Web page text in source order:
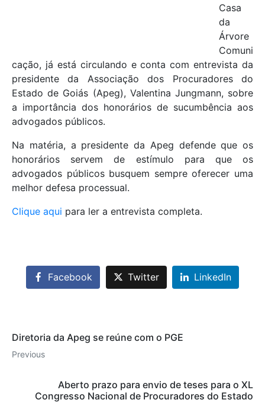
Casa
da
Árvore
Comuni
cação, já está circulando e conta com entrevista da
presidente da Associação dos Procuradores do
Estado de Goiás (Apeg), Valentina Jungmann, sobre
a importância dos honorários de sucumbência aos
advogados públicos.
Na matéria, a presidente da Apeg defende que os
honorários servem de estímulo para que os
advogados públicos busquem sempre oferecer uma
melhor defesa processual.
Clique aqui para ler a entrevista completa.
Facebook Twitter LinkedIn
Diretoria da Apeg se reúne com o PGE
Previous
Aberto prazo para envio de teses para o XL
Congresso Nacional de Procuradores do Estado